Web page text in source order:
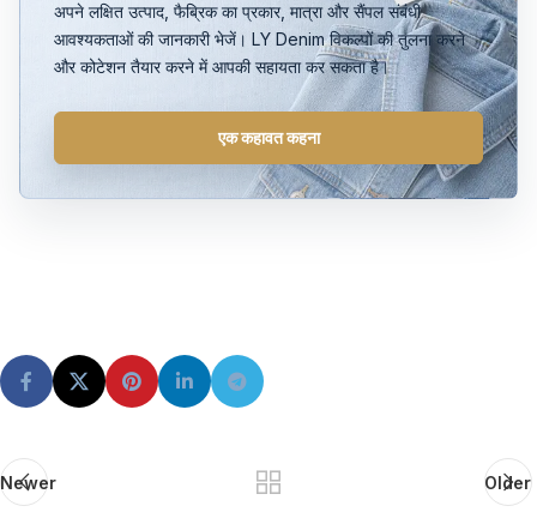
अपने लक्षित उत्पाद, फैब्रिक का प्रकार, मात्रा और सैंपल संबंधी
आवश्यकताओं की जानकारी भेजें। LY Denim विकल्पों की तुलना करने
और कोटेशन तैयार करने में आपकी सहायता कर सकता है।
एक कहावत कहना
Newer Older